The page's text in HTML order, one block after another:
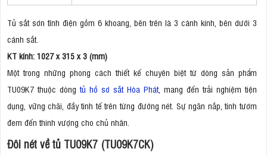
Tủ sắt sơn tĩnh điện gồm 6 khoang, bên trên là 3 cánh kính, bên dưới 3
cánh sắt.
KT kính: 1027 x 315 x 3 (mm)
Một trong những phong cách thiết kế chuyên biệt từ dòng sản phẩm
TU09K7 thuộc dòngtủ hồ sơ sắt Hòa Phát, mang đến trải nghiệm tiện
dụng, vững chãi, đầy tinh tế trên từng đường nét. Sự ngăn nắp, tinh tươm
đem đến thinh vượng cho chủ nhân.
Đôi nét về tủ TU09K7 (TU09K7CK)